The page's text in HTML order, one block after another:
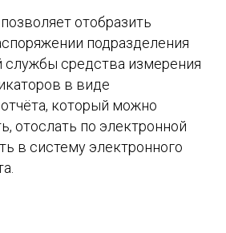
отобразить
подразделения
службы средства измерения
в виде
который можно
отослать по электронной
в систему электронного